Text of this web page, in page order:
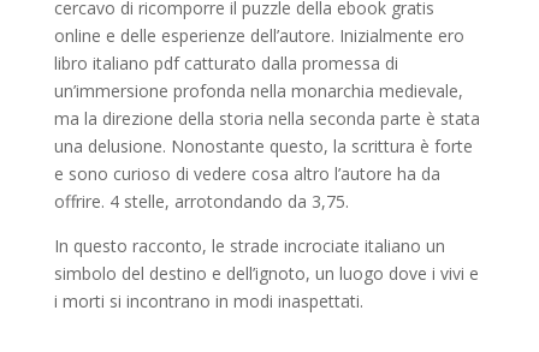
cercavo di ricomporre il puzzle della ebook gratis
online e delle esperienze dell’autore. Inizialmente ero
libro italiano pdf catturato dalla promessa di
un’immersione profonda nella monarchia medievale,
ma la direzione della storia nella seconda parte è stata
una delusione. Nonostante questo, la scrittura è forte
e sono curioso di vedere cosa altro l’autore ha da
offrire. 4 stelle, arrotondando da 3,75.
In questo racconto, le strade incrociate italiano un
simbolo del destino e dell’ignoto, un luogo dove i vivi e
i morti si incontrano in modi inaspettati.